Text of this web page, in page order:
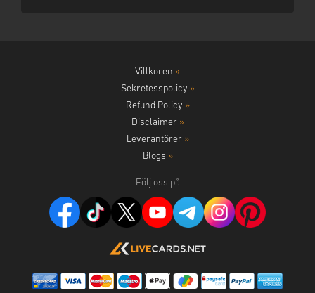
Villkoren »
Sekretesspolicy »
Refund Policy »
Disclaimer »
Leverantörer »
Blogs »
Följ oss på